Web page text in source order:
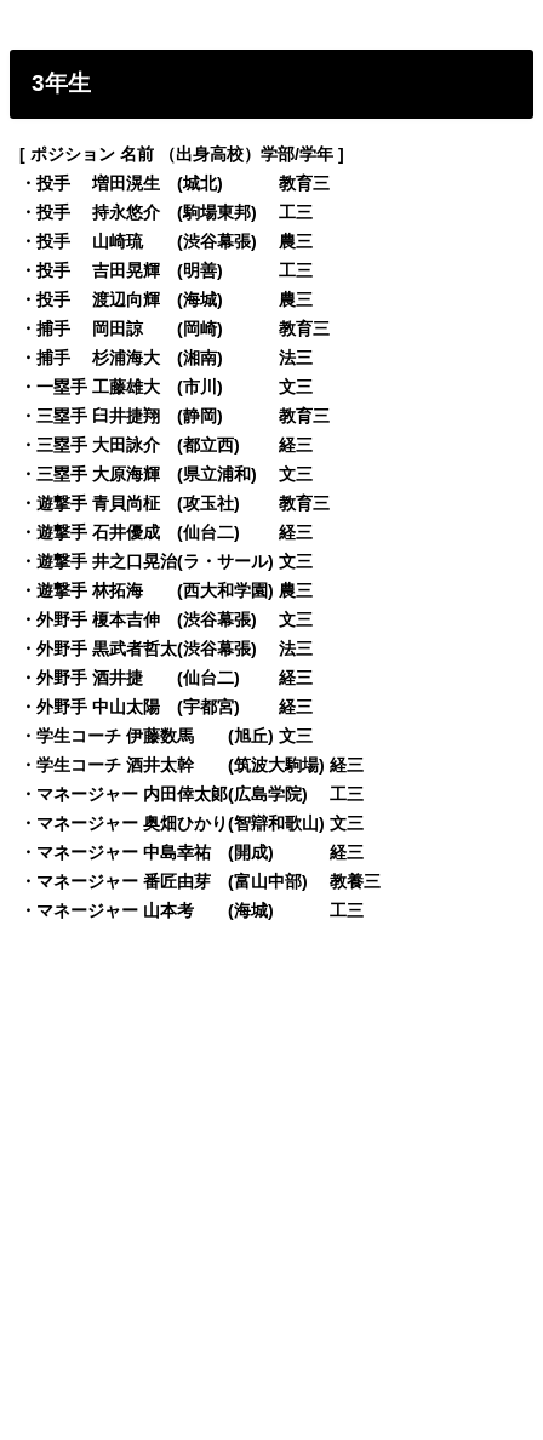
3年生
[ ポジション 名前 （出身高校）学部/学年 ]
・投手 増田滉生 (城北) 教育三
・投手 持永悠介 (駒場東邦) 工三
・投手 山崎琉 (渋谷幕張) 農三
・投手 吉田晃輝 (明善) 工三
・投手 渡辺向輝 (海城) 農三
・捕手 岡田諒 (岡崎) 教育三
・捕手 杉浦海大 (湘南) 法三
・一塁手 工藤雄大 (市川) 文三
・三塁手 臼井捷翔 (静岡) 教育三
・三塁手 大田詠介 (都立西) 経三
・三塁手 大原海輝 (県立浦和) 文三
・遊撃手 青貝尚柾 (攻玉社) 教育三
・遊撃手 石井優成 (仙台二) 経三
・遊撃手 井之口晃治(ラ・サール) 文三
・遊撃手 林拓海 (西大和学園) 農三
・外野手 榎本吉伸 (渋谷幕張) 文三
・外野手 黒武者哲太(渋谷幕張) 法三
・外野手 酒井捷 (仙台二) 経三
・外野手 中山太陽 (宇都宮) 経三
・学生コーチ 伊藤数馬 (旭丘) 文三
・学生コーチ 酒井太幹 (筑波大駒場) 経三
・マネージャー 内田倖太郞(広島学院) 工三
・マネージャー 奥畑ひかり(智辯和歌山) 文三
・マネージャー 中島幸祐 (開成) 経三
・マネージャー 番匠由芽 (富山中部) 教養三
・マネージャー 山本考 (海城) 工三